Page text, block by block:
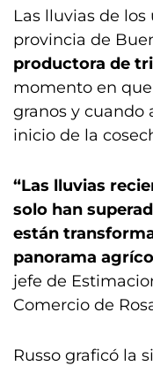
Las lluvias de
provincia de
productora de
momento en
granos y cuando
inicio de la
“Las lluvias
solo han
están
panorama
jefe de
Comercio de
Russo graficó la